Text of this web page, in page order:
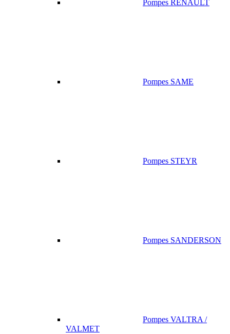
Pompes RENAULT
Pompes SAME
Pompes STEYR
Pompes SANDERSON
Pompes VALTRA /
VALMET